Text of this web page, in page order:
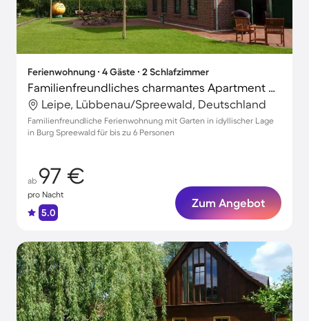
Ferienwohnung ∙ 4 Gäste ∙ 2 Schlafzimmer
Familienfreundliches charmantes Apartment mit Grill und Garten
Leipe, Lübbenau/Spreewald, Deutschland
Familienfreundliche Ferienwohnung mit Garten in idyllischer Lage
in Burg Spreewald für bis zu 6 Personen
ab 97 €
pro Nacht
5.0
Zum Angebot